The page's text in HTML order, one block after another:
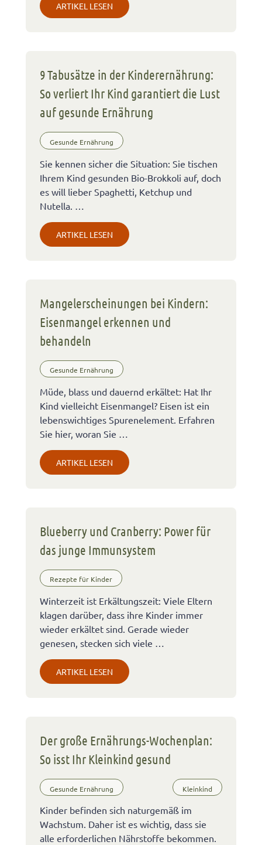
ARTIKEL LESEN
9 Tabusätze in der Kinderernährung:
So verliert Ihr Kind garantiert die Lust
auf gesunde Ernährung
Gesunde Ernährung
Sie kennen sicher die Situation: Sie tischen
Ihrem Kind gesunden Bio-Brokkoli auf, doch
es will lieber Spaghetti, Ketchup und
Nutella. …
ARTIKEL LESEN
Mangelerscheinungen bei Kindern:
Eisenmangel erkennen und
behandeln
Gesunde Ernährung
Müde, blass und dauernd erkältet: Hat Ihr
Kind vielleicht Eisenmangel? Eisen ist ein
lebenswichtiges Spurenelement. Erfahren
Sie hier, woran Sie …
ARTIKEL LESEN
Blueberry und Cranberry: Power für
das junge Immunsystem
Rezepte für Kinder
Winterzeit ist Erkältungszeit: Viele Eltern
klagen darüber, dass ihre Kinder immer
wieder erkältet sind. Gerade wieder
genesen, stecken sich viele …
ARTIKEL LESEN
Der große Ernährungs-Wochenplan:
So isst Ihr Kleinkind gesund
Gesunde Ernährung Kleinkind
Kinder befinden sich naturgemäß im
Wachstum. Daher ist es wichtig, dass sie
alle erforderlichen Nährstoffe bekommen.